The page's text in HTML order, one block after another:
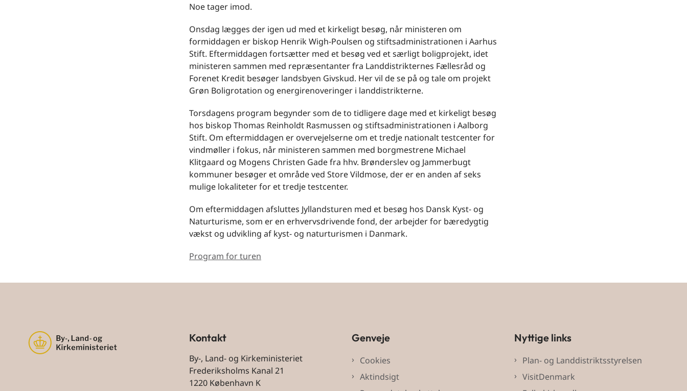
Noe tager imod.
Onsdag lægges der igen ud med et kirkeligt besøg, når ministeren om
formiddagen er biskop Henrik Wigh-Poulsen og stiftsadministrationen i Aarhus
Stift. Eftermiddagen fortsætter med et besøg ved et særligt boligprojekt, idet
ministeren sammen med repræsentanter fra Landdistrikternes Fællesråd og
Forenet Kredit besøger landsbyen Givskud. Her vil de se på og tale om projekt
Grøn Boligrotation og energirenoveringer i landdistrikterne.
Torsdagens program begynder som de to tidligere dage med et kirkeligt besøg
hos biskop Thomas Reinholdt Rasmussen og stiftsadministrationen i Aalborg
Stift. Om eftermiddagen er overvejelserne om et tredje nationalt testcenter for
vindmøller i fokus, når ministeren sammen med borgmestrene Michael
Klitgaard og Mogens Christen Gade fra hhv. Brønderslev og Jammerbugt
kommuner besøger et område ved Store Vildmose, der er en anden af seks
mulige lokaliteter for et tredje testcenter.
Om eftermiddagen afsluttes Jyllandsturen med et besøg hos Dansk Kyst- og
Naturturisme, som er en erhvervsdrivende fond, der arbejder for bæredygtig
vækst og udvikling af kyst- og naturturismen i Danmark.
Program for turen
Kontakt
By-, Land- og Kirkeministeriet
Frederiksholms Kanal 21
1220 København K
Genveje
Cookies
Aktindsigt
Nyttige links
Plan- og Landdistriktsstyrelsen
VisitDenmark